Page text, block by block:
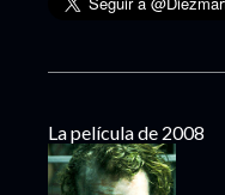
La película de 2008